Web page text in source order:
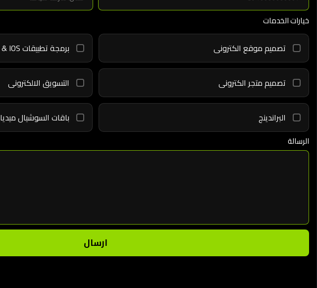
خيارات الخدمات
تصميم موقع الكترونى برمجة تطبيقات Androi & IOS
تصميم متجر الكترونى التسويق الالكترونى
البراندينج باقات السوشيال ميديا
الرسالة
ارسال